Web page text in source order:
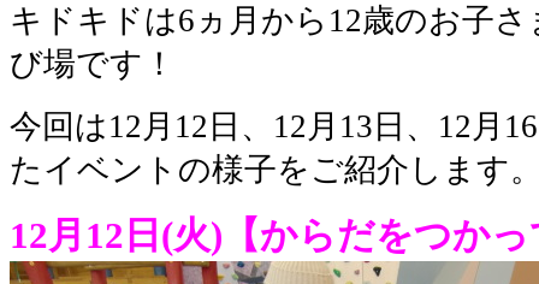
キドキドは6ヵ月から12歳のお子
び場です！
今回は12月12日、12月13日、12月
たイベントの様子をご紹介します
12月12日(火)【からだをつか